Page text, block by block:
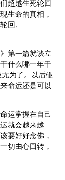
超越生死轮回
生命的真相，
回。
第一篇就谈立
什么哪一年干
为了。以后碰
命运还是可以
运掌握在自己
就会越来越
要好好念佛，
切由心回转，